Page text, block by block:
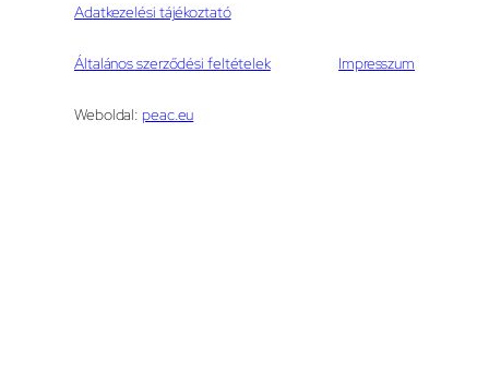
Adatkezelési tájékoztató
Általános szerződési feltételek Impresszum
Weboldal: peac.eu